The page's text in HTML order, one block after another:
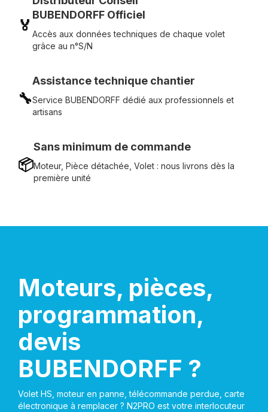
🏅
BUBENDORFF Officiel
Accès aux données techniques de chaque volet
grâce au n°S/N
🔧
Assistance technique chantier
Service BUBENDORFF dédié aux professionnels et
artisans
📦
Sans minimum de commande
Moteur, Pièce détachée, Volet : nous livrons dès la
première unité
Moteurs, pièces,
programmation,
devis
BUBENDORFF ?
Volet HS, moteur en panne, télécommande perdue, carte
électronique à remplacer ? N2PRO est votre interlocuteur